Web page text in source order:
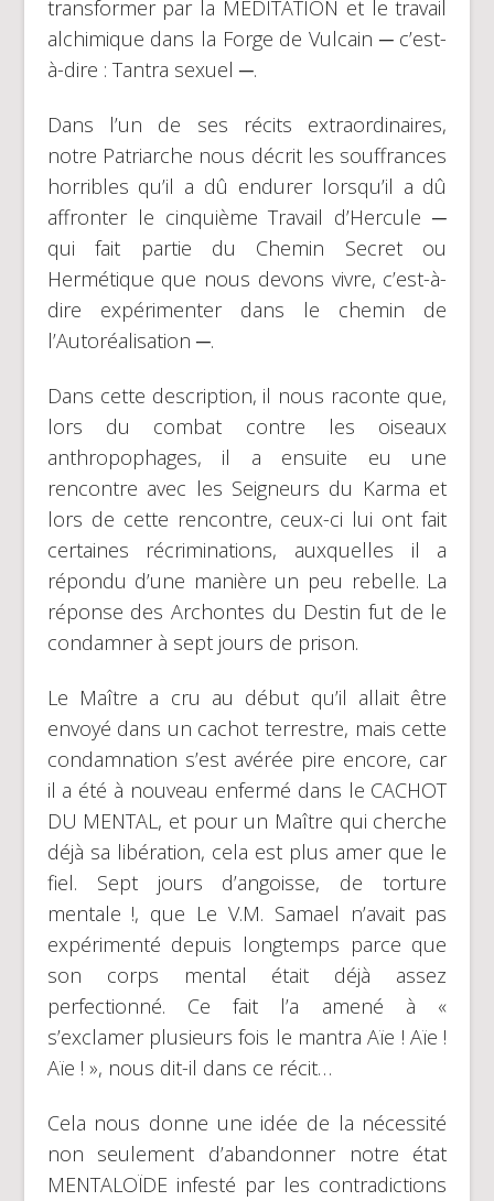
transformer par la MÉDITATION et le travail
alchimique dans la Forge de Vulcain ─ c’est-
à-dire : Tantra sexuel ─.
Dans l’un de ses récits extraordinaires,
notre Patriarche nous décrit les souffrances
horribles qu’il a dû endurer lorsqu’il a dû
affronter le cinquième Travail d’Hercule ─
qui fait partie du Chemin Secret ou
Hermétique que nous devons vivre, c’est-à-
dire expérimenter dans le chemin de
l’Autoréalisation ─.
Dans cette description, il nous raconte que,
lors du combat contre les oiseaux
anthropophages, il a ensuite eu une
rencontre avec les Seigneurs du Karma et
lors de cette rencontre, ceux-ci lui ont fait
certaines récriminations, auxquelles il a
répondu d’une manière un peu rebelle. La
réponse des Archontes du Destin fut de le
condamner à sept jours de prison.
Le Maître a cru au début qu’il allait être
envoyé dans un cachot terrestre, mais cette
condamnation s’est avérée pire encore, car
il a été à nouveau enfermé dans le CACHOT
DU MENTAL, et pour un Maître qui cherche
déjà sa libération, cela est plus amer que le
fiel. Sept jours d’angoisse, de torture
mentale !, que Le V.M. Samael n’avait pas
expérimenté depuis longtemps parce que
son corps mental était déjà assez
perfectionné. Ce fait l’a amené à «
s’exclamer plusieurs fois le mantra Aïe ! Aïe !
Aïe ! », nous dit-il dans ce récit…
Cela nous donne une idée de la nécessité
non seulement d’abandonner notre état
MENTALOÏDE infesté par les contradictions